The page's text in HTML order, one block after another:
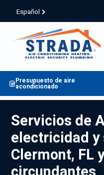
Español
Presupuesto de aire
acondicionado
Servicios de
electricidad y
Clermont, FL